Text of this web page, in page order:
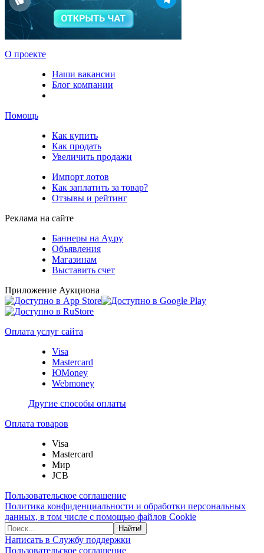
О проекте
Наши вакансии
Блог компании
Помощь
Как купить
Как продать
Увеличить продажи
Импорт лотов
Как заплатить за товар?
Отзывы и рейтинг
Реклама на сайте
Баннеры на Ау.ру
Объявления
Магазинам
Выставить счет
Приложение Аукциона
Оплата услуг сайта
Visa
Mastercard
ЮMoney
Webmoney
Другие способы оплаты
Оплата товаров
Visa
Mastercard
Мир
JCB
Пользовательское соглашение
Политика конфиденциальности и обработки персональных
данных, в том числе с помощью файлов Cookie
Найти!
Написать в Службу поддержки
Пользовательское соглашение